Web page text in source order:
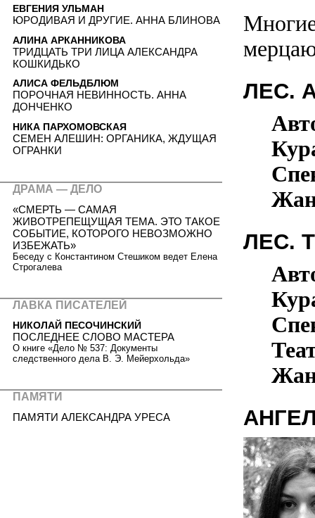
ЛЕС.
ЛЕС.
ЕВГЕНИЯ УЛЬМАН
ЮРОДИВАЯ И ДРУГИЕ. АННА БЛИНОВА
АЛИНА АРКАННИКОВА
ТРИДЦАТЬ ТРИ ЛИЦА АЛЕКСАНДРА
КОШКИДЬКО
АЛИСА ФЕЛЬДБЛЮМ
ПОРОЧНАЯ НЕВИННОСТЬ. АННА
ДОНЧЕНКО
НИКА ПАРХОМОВСКАЯ
СЕМЕН АЛЕШИН: ОРГАНИКА, ЖДУЩАЯ
ОГРАНКИ
ДРАМА — ДЕЛО
«СМЕРТЬ — САМАЯ
ЖИВОТРЕПЕЩУЩАЯ ТЕМА. ЭТО ТАКОЕ
СОБЫТИЕ, КОТОРОГО НЕВОЗМОЖНО
ИЗБЕЖАТЬ»
Беседу с Константином Стешиком ведет Елена
Строгалева
ЛАВКА ПИСАТЕЛЕЙ
НИКОЛАЙ ПЕСОЧИНСКИЙ
ПОСЛЕДНЕЕ СЛОВО МАСТЕРА
О книге «Дело № 537: Документы
следственного дела В. Э. Мейерхольда»
ПАМЯТИ
ПАМЯТИ АЛЕКСАНДРА УРЕСА